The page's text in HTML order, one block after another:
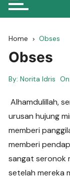
Home Obses
Obses
By: Norita Idris
Alhamdulillah,
urusan hujung
memberi
memberi
sangat seronok
setelah mereka